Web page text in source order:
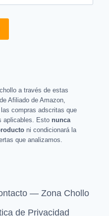
a través de estas
Afiliado de Amazon,
compras adscritas que
aplicables. Esto nunca
ni condicionará la
que analizamos.
— Zona Chollo
de Privacidad